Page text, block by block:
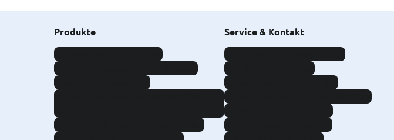
Produkte
Zahnzusatzversicherung
Krankenhauszusatzversicherung
Gesundheitsvorsorge
Private Krankenversicherung für
Zusatzversicherung Heilpraktiker
Service & Kontakt
Kostenfreies Kundenportal
Kfz-Schaden melden
Leistungsantrag per Post
Leistungsantrag per Service App
Elektronisches Postfach
Online-Kontaktformular